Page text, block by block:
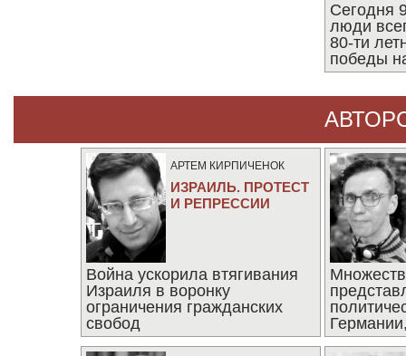
Сегодня
люди
80-ти
победы
АРТЕМ КИРПИЧЕНОК
ИЗРАИЛЬ. ПРОТЕСТ
И РЕПРЕССИИ
Война ускорила втягивания
Израиля в воронку
ограничения гражданских
свобод